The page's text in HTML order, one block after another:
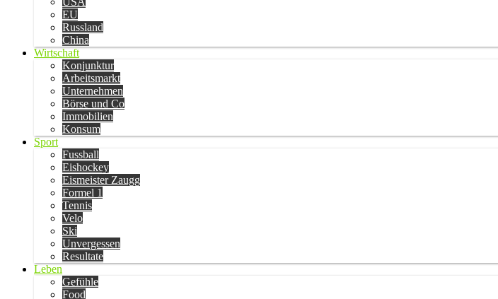
EU
Russland
China
Wirtschaft
Konjunktur
Arbeitsmarkt
Unternehmen
Börse und Co
Immobilien
Konsum
Sport
Fussball
Eishockey
Eismeister Zaugg
Formel 1
Tennis
Velo
Ski
Unvergessen
Resultate
Leben
Gefühle
Food